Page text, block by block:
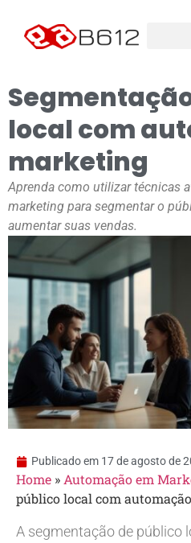
local com
marketing
Aprenda como utilizar técnicas
marketing para segmentar o
aumentar suas vendas.
Publicado em 17 de agosto de
Home » Automação em
público local com
A segmentação de público